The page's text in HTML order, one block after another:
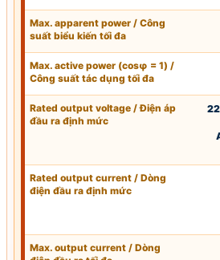
Max. apparent power / Công
suất biểu kiến tối đa
Max. active power (cosφ = 1) /
Công suất tác dụng tối đa
Rated output voltage / Điện áp
đầu ra định mức
Rated output current / Dòng
điện đầu ra định mức
Max. output current / Dòng